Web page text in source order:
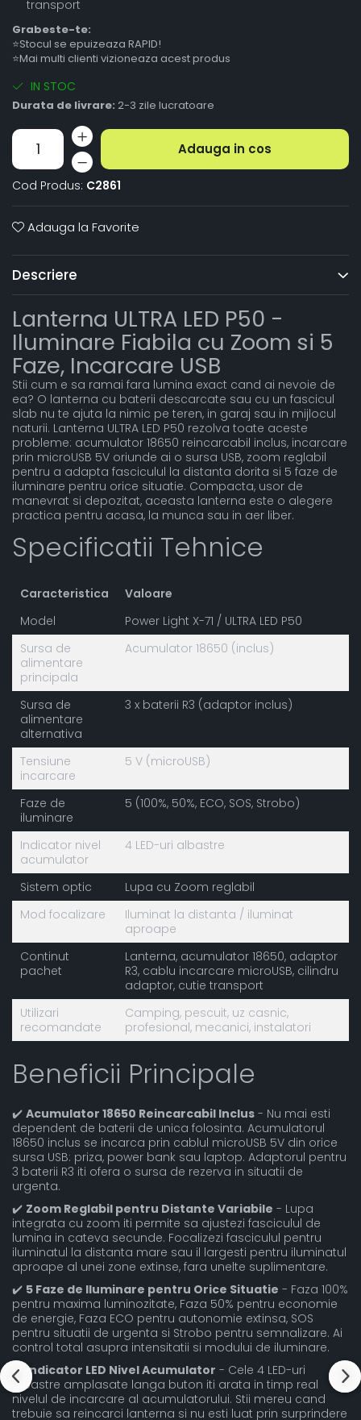
transport
Grabeste-te:
⭐Stocul se epuizeaza RAPID!
⭐Mai multi clienti vizioneaza acest produs
IN STOC
Durata de livrare: 2-3 zile lucratoare
Adauga in cos
Cod Produs: C2861
Adauga la Favorite
Descriere
Lanterna ULTRA LED P50 -
Iluminare Fiabila cu Zoom si 5
Faze, Incarcare USB
Stii cum e sa ramai fara lumina exact cand ai nevoie de
ea? O lanterna cu baterii descarcate sau cu un fascicul
slab nu te ajuta la nimic pe teren, in garaj sau in mijlocul
naturii. Lanterna ULTRA LED P50 rezolva toate aceste
probleme: acumulator 18650 reincarcabil inclus, incarcare
prin microUSB 5V oriunde ai o sursa USB, zoom reglabil
pentru a adapta fasciculul la distanta dorita si 5 faze de
iluminare pentru orice situatie. Compacta, usor de
manevrat si depozitat, aceasta lanterna este o alegere
practica pentru acasa, la munca sau in aer liber.
Specificatii Tehnice
Caracteristica
Valoare
Model
Power Light X-71 / ULTRA LED P50
Sursa de
alimentare
principala
Acumulator 18650 (inclus)
Sursa de
alimentare
alternativa
3 x baterii R3 (adaptor inclus)
Tensiune
incarcare
5 V (microUSB)
Faze de
iluminare
5 (100%, 50%, ECO, SOS, Strobo)
Indicator nivel
acumulator
4 LED-uri albastre
Sistem optic
Lupa cu Zoom reglabil
Mod focalizare
Iluminat la distanta / iluminat
aproape
Continut
pachet
Lanterna, acumulator 18650, adaptor
R3, cablu incarcare microUSB, cilindru
adaptor, cutie transport
Utilizari
recomandate
Camping, pescuit, uz casnic,
profesional, mecanici, instalatori
Beneficii Principale
✔️ Acumulator 18650 Reincarcabil Inclus - Nu mai esti
dependent de baterii de unica folosinta. Acumulatorul
18650 inclus se incarca prin cablul microUSB 5V din orice
sursa USB: priza, power bank sau laptop. Adaptorul pentru
3 baterii R3 iti ofera o sursa de rezerva in situatii de
urgenta.
✔️ Zoom Reglabil pentru Distante Variabile - Lupa
integrata cu zoom iti permite sa ajustezi fasciculul de
lumina in cateva secunde. Focalizezi fasciculul pentru
iluminatul la distanta mare sau il largesti pentru iluminatul
aproape al unei zone extinse, fara unelte suplimentare.
✔️ 5 Faze de Iluminare pentru Orice Situatie - Faza 100%
pentru maxima luminozitate, Faza 50% pentru economie
de energie, Faza ECO pentru autonomie extinsa, SOS
pentru situatii de urgenta si Strobo pentru semnalizare. Ai
control total asupra intensitatii si modului de iluminare.
✔️ Indicator LED Nivel Acumulator - Cele 4 LED-uri
albastre amplasate langa buton iti arata in timp real
nivelul de incarcare al acumulatorului. Stii mereu cand
trebuie sa reincarci lanterna si nu esti luat prin surprindere